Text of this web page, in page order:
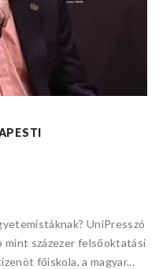
UniPresszó
százezer felsőoktatási
főiskola, a magyar...